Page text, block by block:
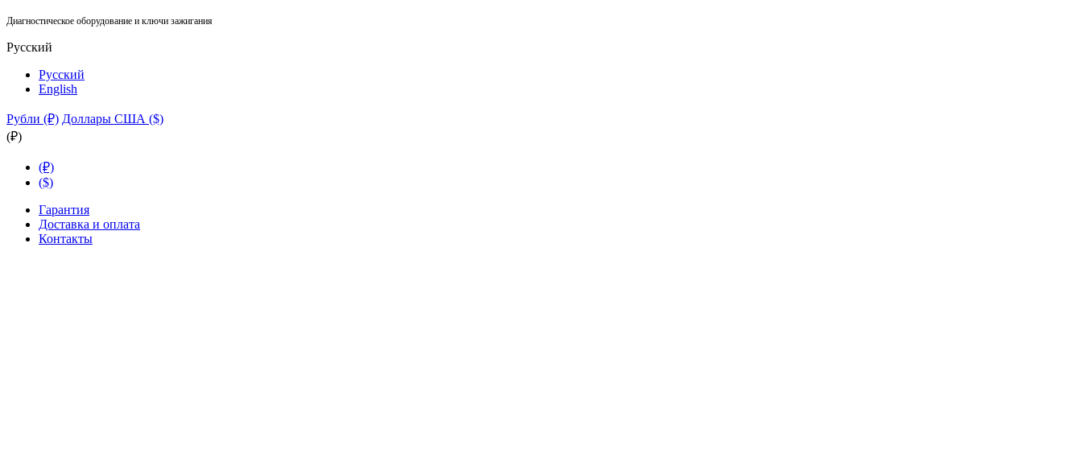
Диагностическое оборудование и ключи зажигания
Русский
Русский
English
Рубли (₽) Доллары США ($)
(₽)
(₽)
($)
Гарантия
Доставка и оплата
Контакты